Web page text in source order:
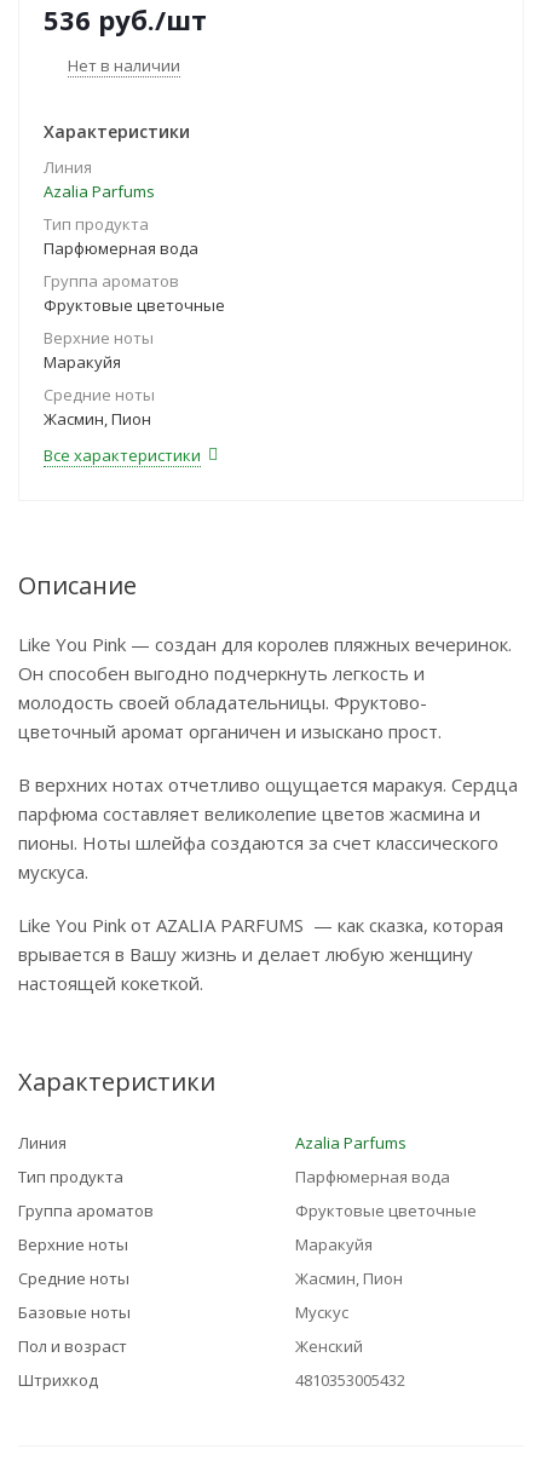
536 руб./шт
Нет в наличии
Характеристики
Линия
Azalia Parfums
Тип продукта
Парфюмерная вода
Группа ароматов
Фруктовые цветочные
Верхние ноты
Маракуйя
Средние ноты
Жасмин, Пион
Все характеристики
Описание
Like You Pink — создан для королев пляжных вечеринок.
Он способен выгодно подчеркнуть легкость и
молодость своей обладательницы. Фруктово-
цветочный аромат органичен и изыскано прост.
В верхних нотах отчетливо ощущается маракуя. Сердца
парфюма составляет великолепие цветов жасмина и
пионы. Ноты шлейфа создаются за счет классического
мускуса.
Like You Pink от AZALIA PARFUMS — как сказка, которая
врывается в Вашу жизнь и делает любую женщину
настоящей кокеткой.
Характеристики
Линия
Azalia Parfums
Тип продукта
Парфюмерная вода
Группа ароматов
Фруктовые цветочные
Верхние ноты
Маракуйя
Средние ноты
Жасмин, Пион
Базовые ноты
Мускус
Пол и возраст
Женский
Штрихкод
4810353005432